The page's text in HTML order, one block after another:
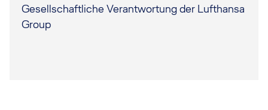
Gesellschaftliche Verantwortung der Lufthansa
Group